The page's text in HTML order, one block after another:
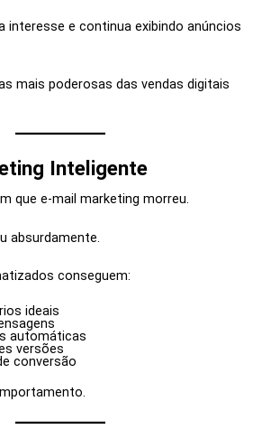
interesse e continua exibindo anúncios
mais poderosas das vendas digitais
Inteligente
que e-mail marketing morreu.
absurdamente.
conseguem:
ideais
automáticas
versões
conversão